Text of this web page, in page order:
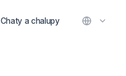
Chaty a chalupy